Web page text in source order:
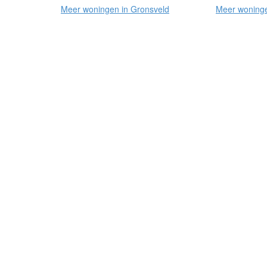
Meer woningen in Gronsveld Meer